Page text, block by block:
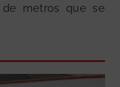
metros que se